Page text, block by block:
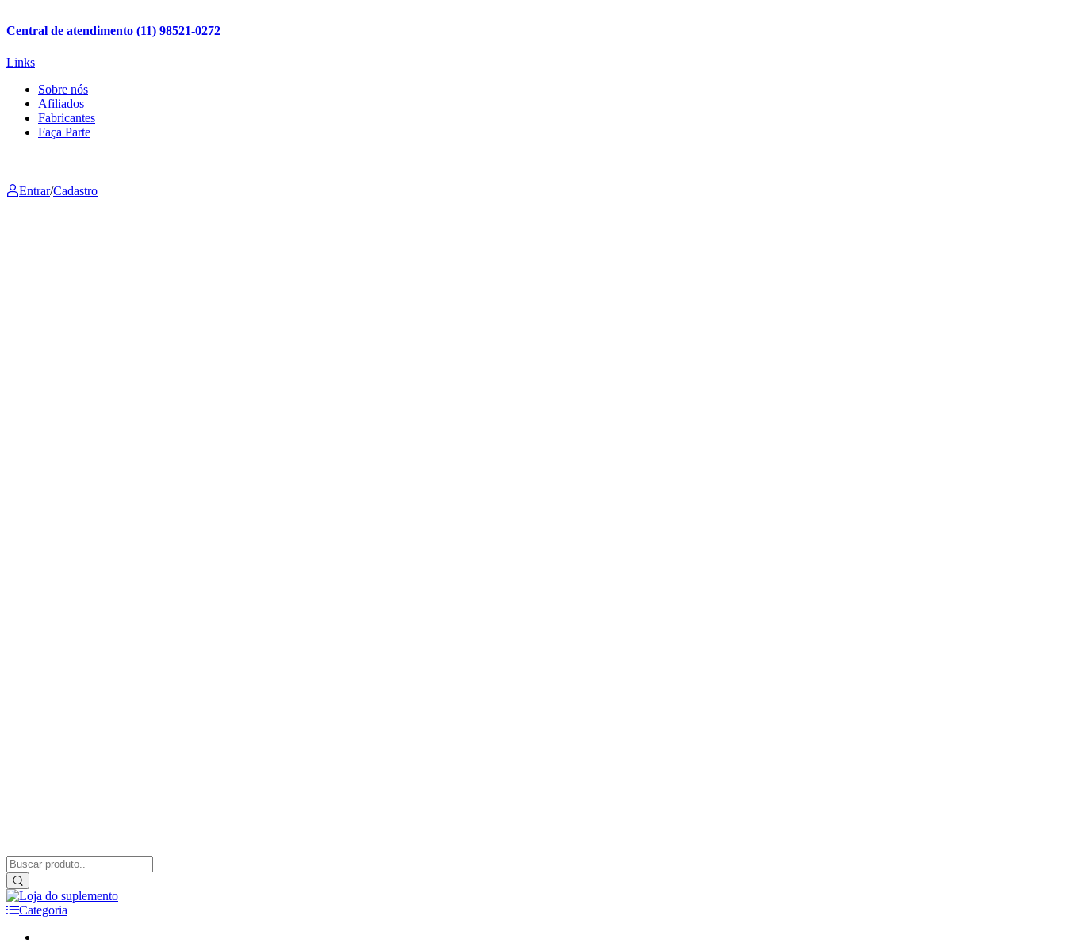
Central de atendimento (11) 98521-0272
Links
Sobre nós
Afiliados
Fabricantes
Faça Parte
Entrar/Cadastro
Categoria